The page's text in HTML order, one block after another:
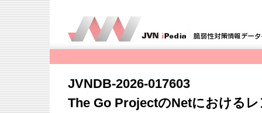
JVNDB-2026-017603
The Go ProjectのNetにおける